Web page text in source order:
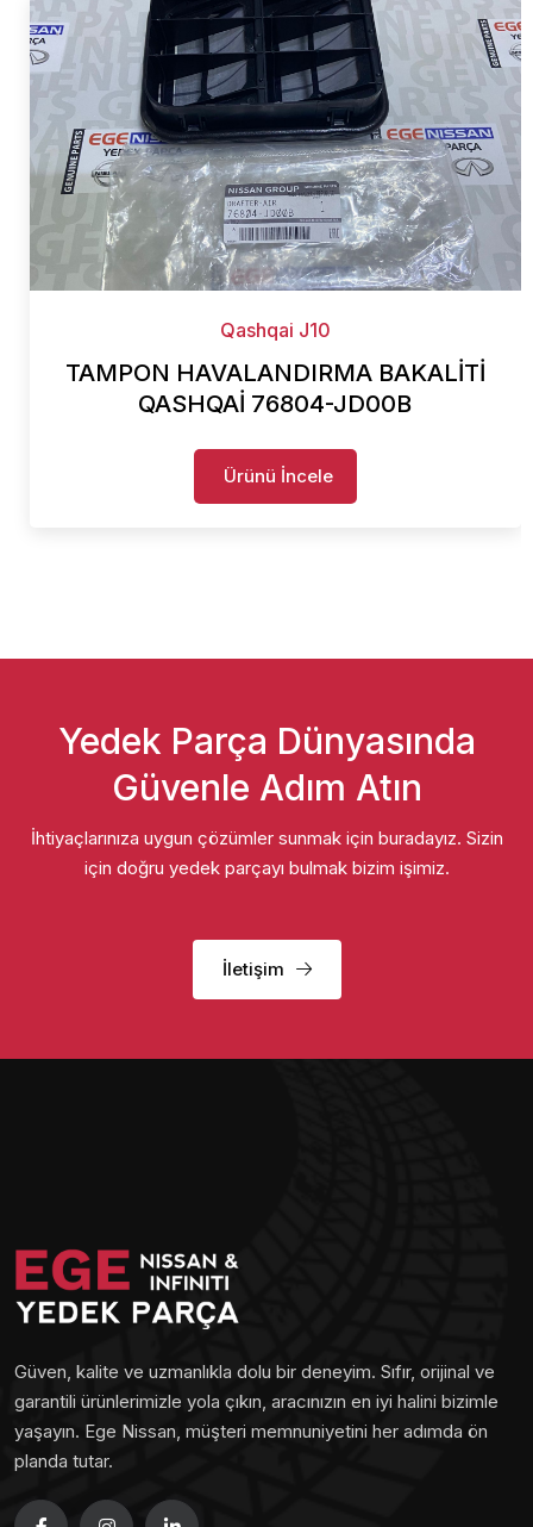
Qashqai J10
TAMPON HAVALANDIRMA BAKALİTİ
QASHQAİ 76804-JD00B
Ürünü İncele
Yedek Parça Dünyasında
Güvenle Adım Atın
İhtiyaçlarınıza uygun çözümler sunmak için buradayız. Sizin
için doğru yedek parçayı bulmak bizim işimiz.
İletişim
Güven, kalite ve uzmanlıkla dolu bir deneyim. Sıfır, orijinal ve
garantili ürünlerimizle yola çıkın, aracınızın en iyi halini bizimle
yaşayın. Ege Nissan, müşteri memnuniyetini her adımda ön
planda tutar.